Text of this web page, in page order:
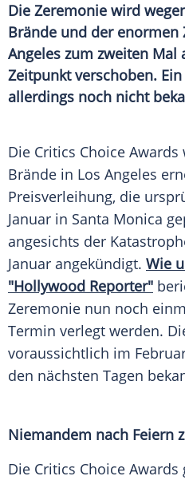
Die Zeremonie wird
Brände und der enormen
Angeles zum zweiten Mal
Zeitpunkt verschoben.
allerdings noch nicht
Die Critics Choice Awards
Brände in Los Angeles
Preisverleihung, die
Januar in Santa Monica
angesichts der
Januar angekündigt. Wie
"Hollywood Reporter"
Zeremonie nun noch
Termin verlegt werden.
voraussichtlich im
den nächsten Tagen
Niemandem nach Feiern
Die Critics Choice Awards